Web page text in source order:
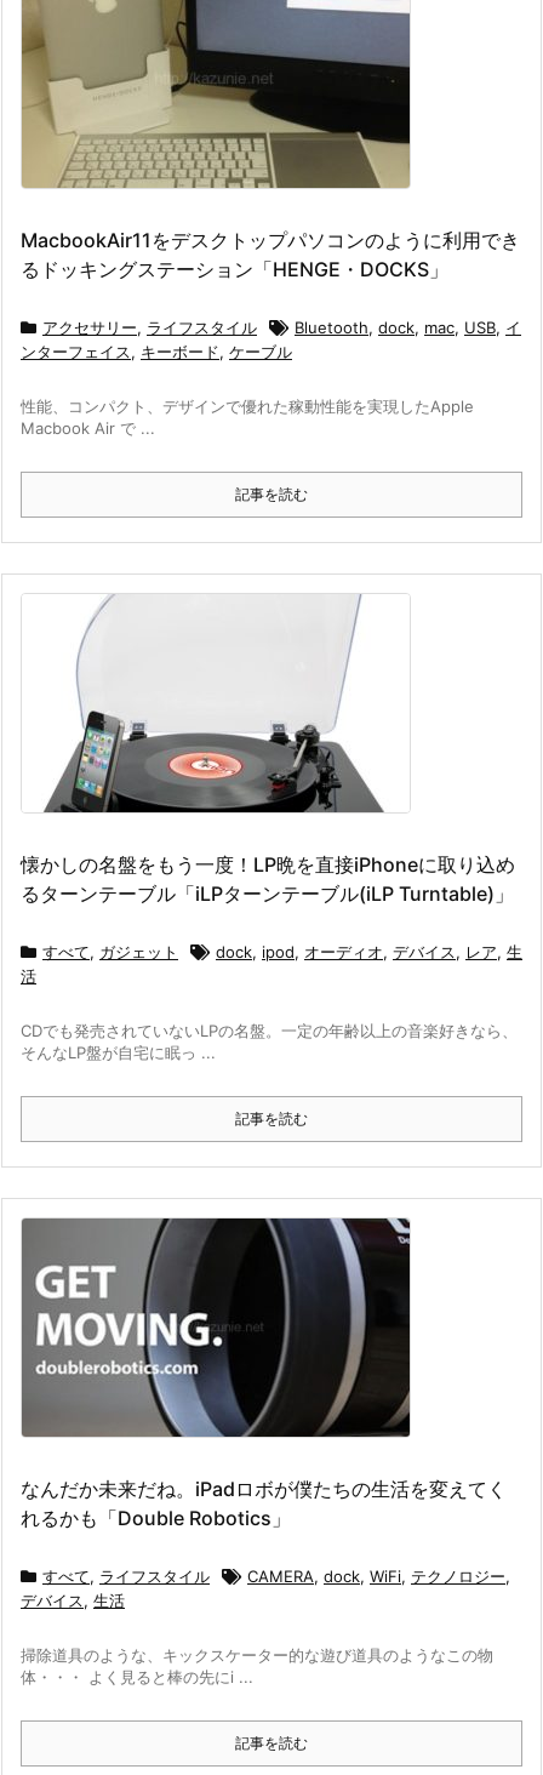
MacbookAir11をデスクトップパソコンのように利用でき
るドッキングステーション「HENGE・DOCKS」
アクセサリー, ライフスタイル Bluetooth, dock, mac, USB, イ
ンターフェイス, キーボード, ケーブル
性能、コンパクト、デザインで優れた稼動性能を実現したApple
Macbook Air で ...
記事を読む
懐かしの名盤をもう一度！LP晩を直接iPhoneに取り込め
るターンテーブル「iLPターンテーブル(iLP Turntable)」
すべて, ガジェット dock, ipod, オーディオ, デバイス, レア, 生
活
CDでも発売されていないLPの名盤。一定の年齢以上の音楽好きなら、
そんなLP盤が自宅に眠っ ...
記事を読む
なんだか未来だね。iPadロボが僕たちの生活を変えてく
れるかも「Double Robotics」
すべて, ライフスタイル CAMERA, dock, WiFi, テクノロジー,
デバイス, 生活
掃除道具のような、キックスケーター的な遊び道具のようなこの物
体・・・ よく見ると棒の先にi ...
記事を読む